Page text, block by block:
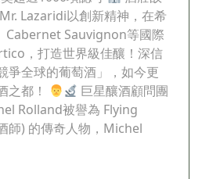
Lazaridi以創新精神，在希
Cabernet Sauvignon等國際
，打造世界級佳釀！深信
爭全球的葡萄酒」，如今更
之都！
巨星釀酒顧問團
Rolland被譽為 Flying
師) 的傳奇人物，Michel